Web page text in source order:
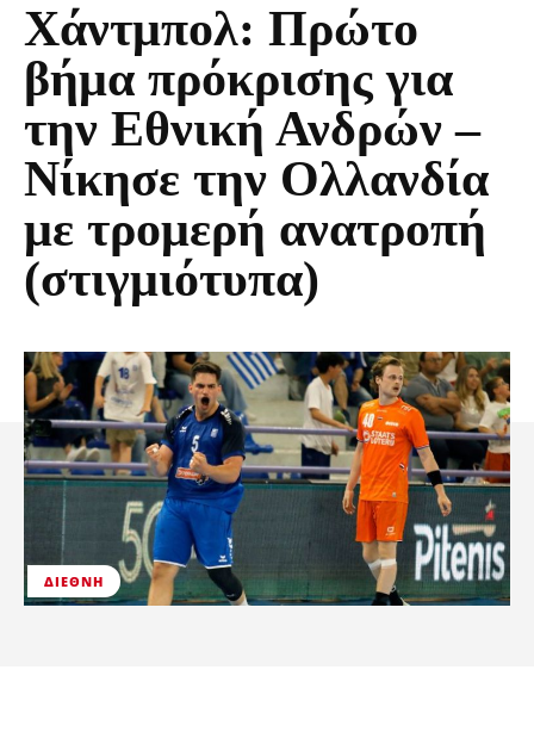
Χάντμπολ: Πρώτο
βήμα πρόκρισης για
την Εθνική Ανδρών –
Νίκησε την Ολλανδία
με τρομερή ανατροπή
(στιγμιότυπα)
ΔΙΕΘΝΉ